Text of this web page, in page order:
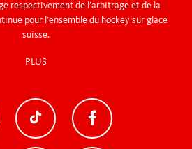
respectivement de l’arbitrage et de la
pour l’ensemble du hockey sur glace
suisse.
PLUS